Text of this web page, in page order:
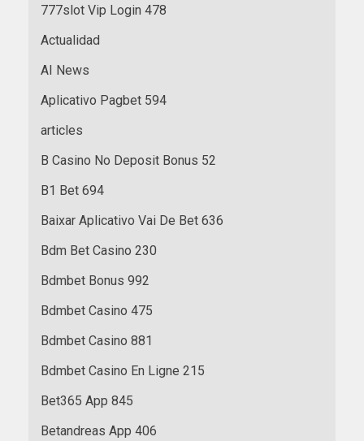
777slot Vip Login 478
Actualidad
AI News
Aplicativo Pagbet 594
articles
B Casino No Deposit Bonus 52
B1 Bet 694
Baixar Aplicativo Vai De Bet 636
Bdm Bet Casino 230
Bdmbet Bonus 992
Bdmbet Casino 475
Bdmbet Casino 881
Bdmbet Casino En Ligne 215
Bet365 App 845
Betandreas App 406